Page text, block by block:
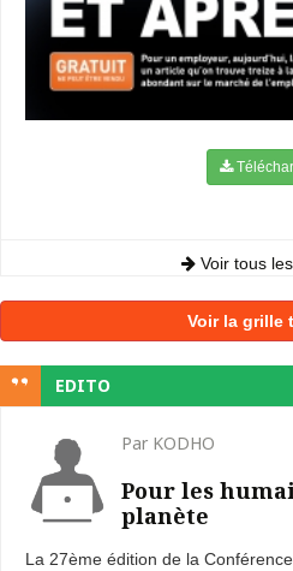
Voir tous
Voir la grille
EDITO
Par KODHO
Pour les
planète
La 27ème édition de la